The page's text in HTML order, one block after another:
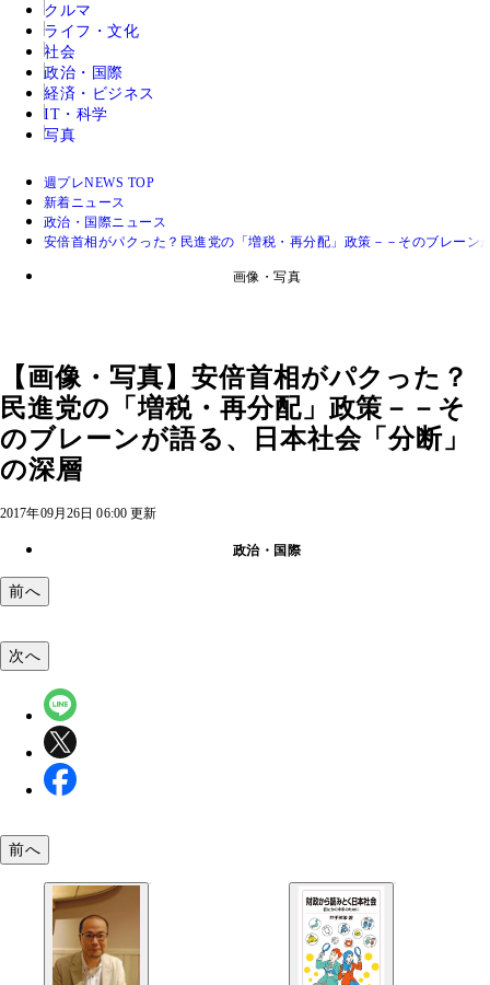
クルマ
ライフ・文化
社会
政治・国際
経済・ビジネス
IT・科学
写真
週プレNEWS TOP
新着ニュース
政治・国際ニュース
安倍首相がパクった？民進党の「増税・再分配」政策－－そのブレーン
画像・写真
【画像・写真】安倍首相がパクった？
民進党の「増税・再分配」政策－－そ
のブレーンが語る、日本社会「分断」
の深層
2017年09月26日 06:00 更新
政治・国際
前へ
次へ
前へ